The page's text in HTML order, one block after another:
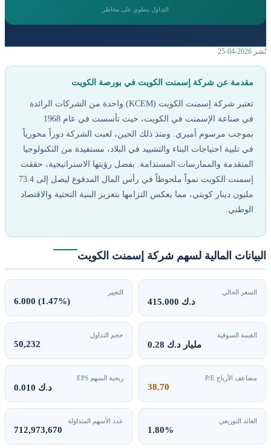
التداول ينطوي على مخاطر
04-25
مقدمة عن شركة إسمنت الكويت في بورصة الكويت
تعتبر شركة إسمنت الكويت (KCEM) واحدة من الشركات الرائدة
في صناعة الإسمنت في الكويت، حيث تأسست في عام 1968
بموجب مرسوم أميري. ومنذ ذلك الحين، لعبت الشركة دوراً محورياً
في تلبية احتياجات البناء والتشييد في البلاد، مستفيدة من التكنولوجيا
المتقدمة والممارسات المستدامة. بفضل رؤيتها الاستراتيجية، حققت
إسمنت الكويت نمواً ملحوظاً في رأس المال المدفوع ليصل إلى 73.4
مليون دينار كويتي، مما يعكس التزامها بتعزيز البنية التحتية والاقتصاد
الوطني.
المالية لسهم شركة إسمنت الكويت
السعر الحالي
415.000 د.ك
التغيير
6.000 (1.47%)
القيمة السوقية
0.28 مليار د.ك
حجم التداول
50,232
مضاعف الأرباح P/E
38.70
ربحية السهم EPS
0.010 د.ك
العائد التوزيعي
1.80%
عدد الأسهم المتداولة
712,973,670